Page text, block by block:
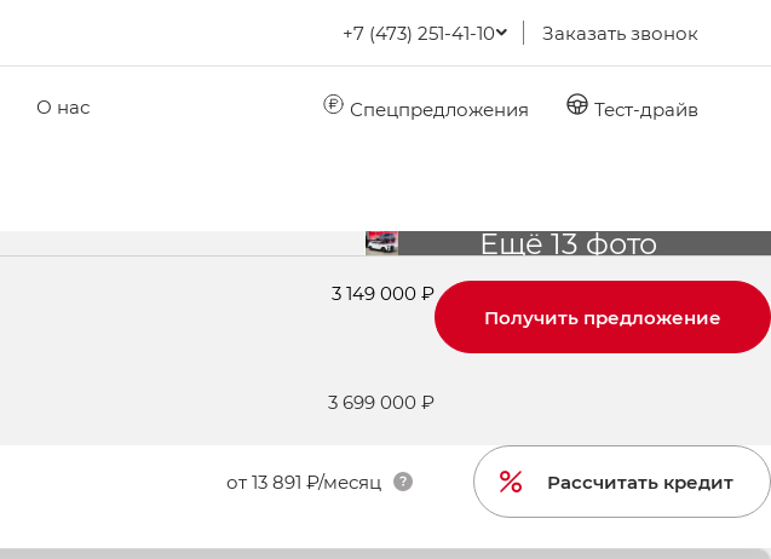
+7 (473) 251-41-10 Заказать звонок
О нас Спецпредложения Тест-драйв
Ещё 13 фото
3 149 000 ₽
3 699 000 ₽
Получить предложение
от 13 891 ₽/месяц Рассчитать кредит